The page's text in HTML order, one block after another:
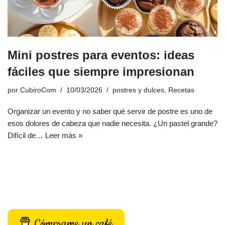
Mini postres para eventos: ideas
fáciles que siempre impresionan
por CubiroCom 10/03/2026 postres y dulces Recetas
Organizar un evento y no saber qué servir de postre es uno de
esos dolores de cabeza que nadie necesita. ¿Un pastel grande?
Difícil de… Leer más »